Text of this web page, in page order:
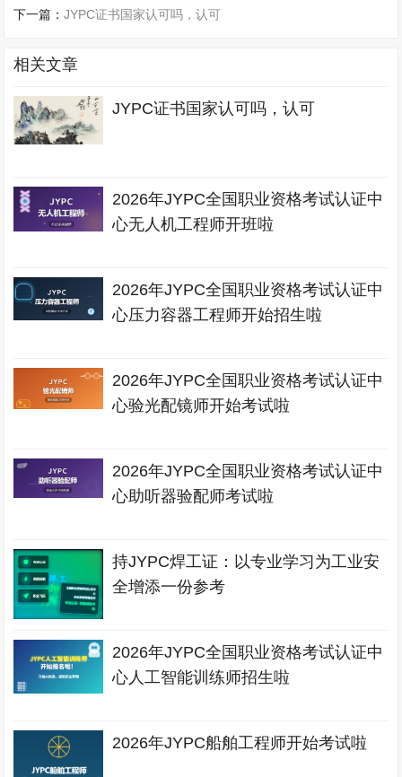
下一篇：JYPC证书国家认可吗，认可
相关文章
JYPC证书国家认可吗，认可
2026年JYPC全国职业资格考试认证中
心无人机工程师开班啦
2026年JYPC全国职业资格考试认证中
心压力容器工程师开始招生啦
2026年JYPC全国职业资格考试认证中
心验光配镜师开始考试啦
2026年JYPC全国职业资格考试认证中
心助听器验配师考试啦
持JYPC焊工证：以专业学习为工业安
全增添一份参考
2026年JYPC全国职业资格考试认证中
心人工智能训练师招生啦
2026年JYPC船舶工程师开始考试啦